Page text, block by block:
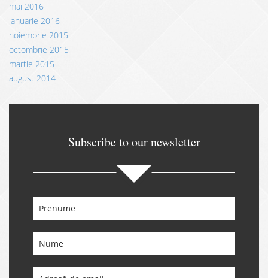
mai 2016
ianuarie 2016
noiembrie 2015
octombrie 2015
martie 2015
august 2014
Subscribe to our newsletter